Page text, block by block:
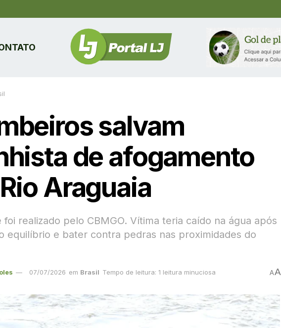
salvam
de afogamento
Araguaia
foi realizado pelo CBMGO. Vítima teria caído na água após
equilíbrio e bater contra pedras nas proximidades do
07/07/2026 em Brasil Tempo de leitura: 1 leitura minuciosa AA